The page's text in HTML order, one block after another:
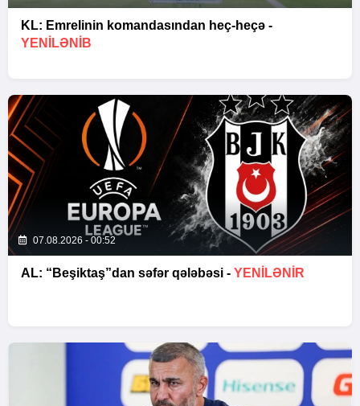
KL: Emrelinin komandasından heç-heçə -
YENİLƏNİB
07.08.2026 - 00:52
AL: “Beşiktaş”dan səfər qələbəsi - YENİLƏNİR